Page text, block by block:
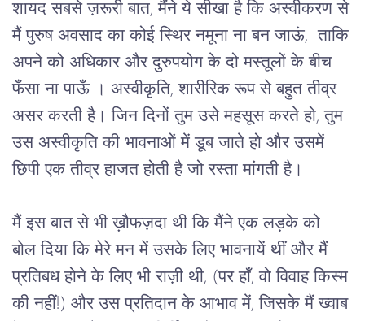
शायद सबसे ज़रूरी बात, मैंने ये सीखा है कि अस्वीकरण से
मैं पुरुष अवसाद का कोई स्थिर नमूना ना बन जाऊं, ताकि
अपने को अधिकार और दुरुपयोग के दो मस्तूलों के बीच
फँसा ना पाऊँ । अस्वीकृति, शारीरिक रूप से बहुत तीव्र
असर करती है। जिन दिनों तुम उसे महसूस करते हो, तुम
उस अस्वीकृति की भावनाओं में डूब जाते हो और उसमें
छिपी एक तीव्र हाजत होती है जो रस्ता मांगती है।
मैं इस बात से भी ख़ौफज़दा थी कि मैंने एक लड़के को
बोल दिया कि मेरे मन में उसके लिए भावनायें थीं और मैं
प्रतिबध होने के लिए भी राज़ी थी, (पर हाँ, वो विवाह किस्म
की नहीं!) और उस प्रतिदान के आभाव में, जिसके मैं ख्वाब